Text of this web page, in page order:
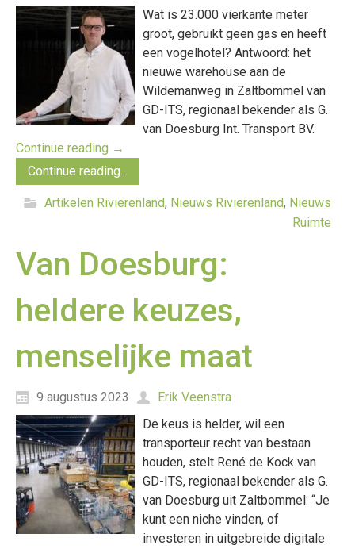
Wat is 23.000 vierkante meter
groot, gebruikt geen gas en heeft
een vogelhotel? Antwoord: het
nieuwe warehouse aan de
Wildemanweg in Zaltbommel van
GD-ITS, regionaal bekender als G.
van Doesburg Int. Transport BV.
Continue reading →
Continue reading...
Artikelen Rivierenland, Nieuws Rivierenland, Nieuws
Ruimte
Van Doesburg:
heldere keuzes,
menselijke maat
9 augustus 2023
Erik Veenstra
De keus is helder, wil een
transporteur recht van bestaan
houden, stelt René de Kock van
GD-ITS, regionaal bekender als G.
van Doesburg uit Zaltbommel: “Je
kunt een niche vinden, of
investeren in uitgebreide digitale